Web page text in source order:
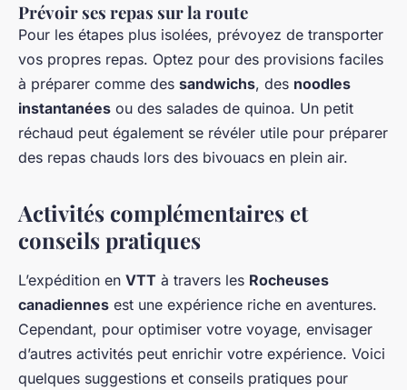
Prévoir ses repas sur la route
Pour les étapes plus isolées, prévoyez de transporter
vos propres repas. Optez pour des provisions faciles
à préparer comme des sandwichs, des noodles
instantanées ou des salades de quinoa. Un petit
réchaud peut également se révéler utile pour préparer
des repas chauds lors des bivouacs en plein air.
Activités complémentaires et
conseils pratiques
L’expédition en VTT à travers les Rocheuses
canadiennes est une expérience riche en aventures.
Cependant, pour optimiser votre voyage, envisager
d’autres activités peut enrichir votre expérience. Voici
quelques suggestions et conseils pratiques pour